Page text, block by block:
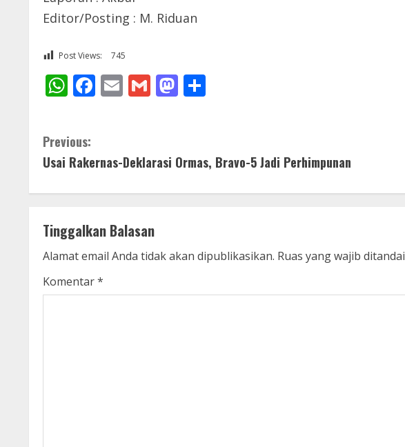
Editor/Posting : M. Riduan
Post Views: 745
WhatsApp
Facebook
EmailGmailMastodon
C
o
n
t
i
n
Previous:
Usai Rakernas-Deklarasi Ormas, Bravo-5 Jadi Perhimpunan
Tinggalkan Balasan
Alamat email Anda tidak akan dipublikasikan. Ruas yang wajib ditandai
Komentar*